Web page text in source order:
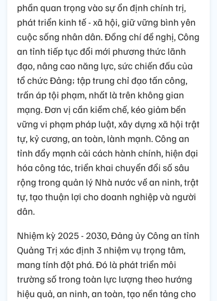
phần quan trọng vào sự ổn định chính trị,
phát triển kinh tế - xã hội, giữ vững bình yên
cuộc sống nhân dân. Đồng chí đề nghị, Công
an tỉnh tiếp tục đổi mới phương thức lãnh
đạo, nâng cao năng lực, sức chiến đấu của
tổ chức Đảng; tập trung chỉ đạo tấn công,
trấn áp tội phạm, nhất là trên không gian
mạng. Đơn vị cần kiềm chế, kéo giảm bền
vững vi phạm pháp luật, xây dựng xã hội trật
tự, kỷ cương, an toàn, lành mạnh. Công an
tỉnh đẩy mạnh cải cách hành chính, hiện đại
hóa công tác, triển khai chuyển đổi số sâu
rộng trong quản lý Nhà nước về an ninh, trật
tự, tạo thuận lợi cho doanh nghiệp và người
dân.
Nhiệm kỳ 2025 - 2030, Đảng ủy Công an tỉnh
Quảng Trị xác định 3 nhiệm vụ trọng tâm,
mang tính đột phá. Đó là phát triển môi
trường số trong toàn lực lượng theo hướng
hiệu quả, an ninh, an toàn, tạo nền tảng cho